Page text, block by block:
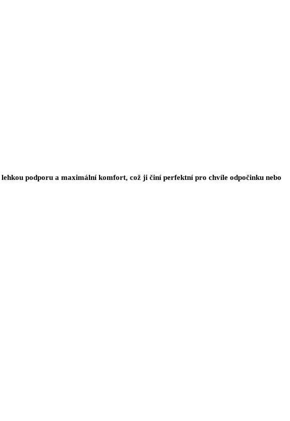
lehkou podporu a maximální komfort, což ji činí perfektní pro chvíle odpočinku nebo